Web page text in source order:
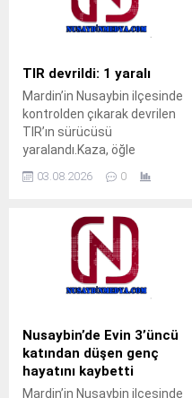
Cumhuriyet Mahallesi’nde
meydana geldi.Akrabalarını
çocuk, pencerenin demir
korkulukları arasına kafasını
sokunca sıkışarak mahsur
kaldı. Çocuğun ağlama
sesini duyan yakınları
yardıma koştu. Durumu fark
eden aile üyeleri, aynı evde...
TIR devrildi: 1 yaralı
Mardin’in Nusaybin ilçesinde
kontrolden çıkarak devrilen
TIR’ın sürücüsü
yaralandı.Kaza, öğle
ilçesine bağlı kırsal Girmeli
uluslararası İpekyolu’nda
meydana
geldi.Sürücüsünün kimliği
ve taşıdığı yük henüz
öğrenilemeyen 33 BED 762
Cizre istikametine seyir
halindeyken kontrolden
çıkarak orta refüjdeki demir
bariyerlere çarpıp
03.08.2026 0
Nusaybin’de Evin 3’üncü
katından düşen genç
hayatını kaybetti
Mardin’in Nusaybin ilçesinde